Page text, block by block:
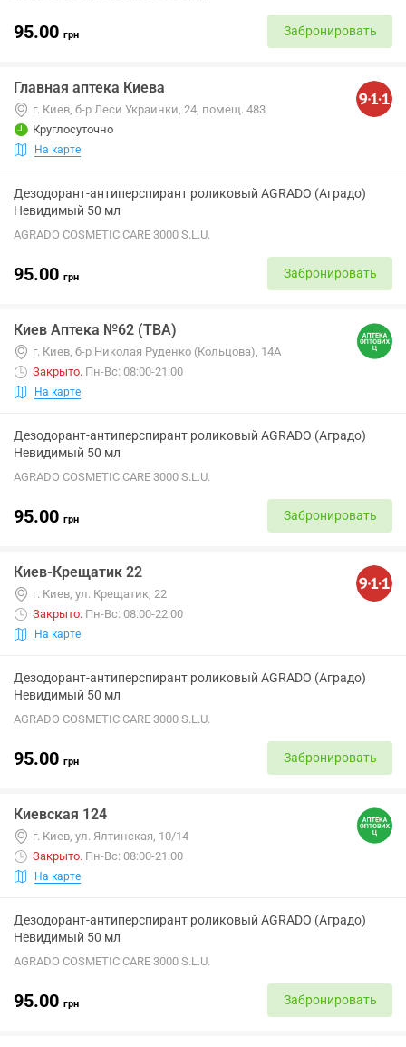
95.00 грн Забронировать
Главная аптека Киева
г. Киев, б-р Леси Украинки, 24, помещ. 483
Круглосуточно
На карте
Дезодорант-антиперспирант роликовый AGRADO (Аградо)
Невидимый 50 мл
AGRADO COSMETIC CARE 3000 S.L.U.
95.00 грн Забронировать
Киев Аптека №62 (ТВА)
г. Киев, б-р Николая Руденко (Кольцова), 14А
Закрыто. Пн-Вс: 08:00-21:00
На карте
Дезодорант-антиперспирант роликовый AGRADO (Аградо)
Невидимый 50 мл
AGRADO COSMETIC CARE 3000 S.L.U.
95.00 грн Забронировать
Киев-Крещатик 22
г. Киев, ул. Крещатик, 22
Закрыто. Пн-Вс: 08:00-22:00
На карте
Дезодорант-антиперспирант роликовый AGRADO (Аградо)
Невидимый 50 мл
AGRADO COSMETIC CARE 3000 S.L.U.
95.00 грн Забронировать
Киевская 124
г. Киев, ул. Ялтинская, 10/14
Закрыто. Пн-Вс: 08:00-21:00
На карте
Дезодорант-антиперспирант роликовый AGRADO (Аградо)
Невидимый 50 мл
AGRADO COSMETIC CARE 3000 S.L.U.
95.00 грн Забронировать